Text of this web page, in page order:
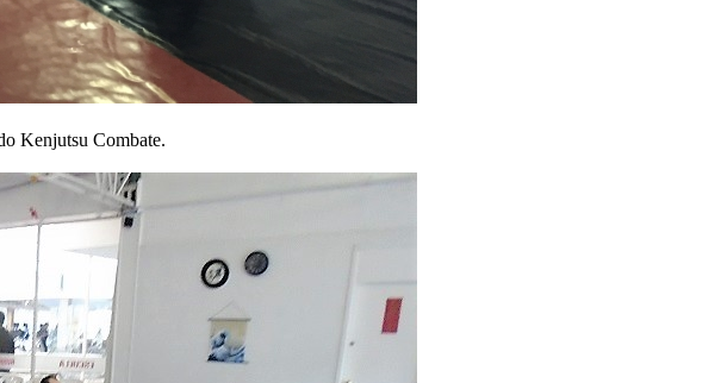
Kenjutsu Combate.